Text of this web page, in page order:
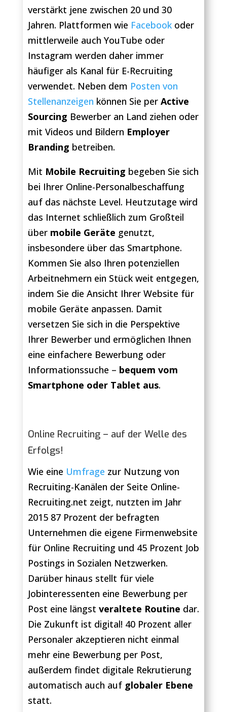
verstärkt jene zwischen 20 und 30
Jahren. Plattformen wie Facebookoder
mittlerweile auch YouTube oder
Instagram werden daher immer
häufiger als Kanal für E-Recruiting
verwendet. Neben dem Posten von
Stellenanzeigen können Sie per Active
Sourcing Bewerber an Land ziehen oder
mit Videos und Bildern Employer
Branding betreiben.
Mit Mobile Recruiting begeben Sie sich
bei Ihrer Online-Personalbeschaffung
auf das nächste Level. Heutzutage wird
das Internet schließlich zum Großteil
übermobile Geräte genutzt,
insbesondere über das Smartphone.
Kommen Sie also Ihren potenziellen
Arbeitnehmern ein Stück weit entgegen,
indem Sie die Ansicht Ihrer Website für
mobile Geräte anpassen. Damit
versetzen Sie sich in die Perspektive
Ihrer Bewerber und ermöglichen Ihnen
eine einfachere Bewerbung oder
Informationssuche – bequem vom
Smartphone oder Tablet aus.
Online Recruiting – auf der Welle des
Erfolgs!
Wie eine Umfrage zur Nutzung von
Recruiting-Kanälen der Seite Online-
Recruiting.net zeigt, nutzten im Jahr
2015 87 Prozent der befragten
Unternehmen die eigene Firmenwebsite
für Online Recruiting und 45 Prozent Job
Postings in Sozialen Netzwerken.
Darüber hinaus stellt für viele
Jobinteressenten eine Bewerbung per
Post eine längst veraltete Routine dar.
Die Zukunft ist digital! 40 Prozent aller
Personaler akzeptieren nicht einmal
mehr eine Bewerbung per Post,
außerdem findet digitale Rekrutierung
automatisch auch aufglobaler Ebene
statt.